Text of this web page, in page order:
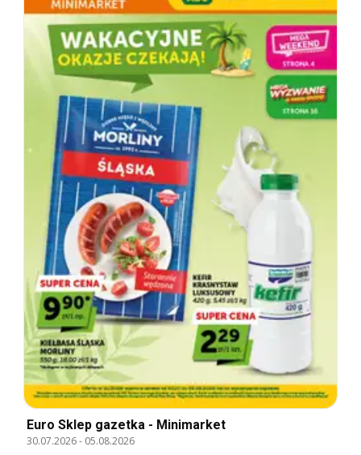
Euro Sklep gazetka - Minimarket
30.07.2026- 05.08.2026